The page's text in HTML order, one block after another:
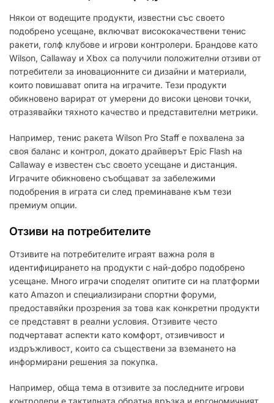
Някои от водещите продукти, известни със своето
подобрено усещане, включват висококачествени тенис
ракети, голф клубове и игрови контролери. Брандове като
Wilson, Callaway и Xbox са получили положителни отзиви от
потребители за иновационните си дизайни и материали,
които повишават опита на играчите. Тези продукти
обикновено варират от умерени до високи ценови точки,
отразявайки тяхното качество и представителни метрики.
Например, тенис ракета Wilson Pro Staff е похвалена за
своя баланс и контрол, докато драйверът Epic Flash на
Callaway е известен със своето усещане и дистанция.
Играчите обикновено съобщават за забележими
подобрения в играта си след преминаване към тези
премиум опции.
Отзиви на потребителите
Отзивите на потребителите играят важна роля в
идентифицирането на продукти с най-добро подобрено
усещане. Много играчи споделят опитите си на платформи
като Amazon и специализирани спортни форуми,
предоставяйки прозрения за това как конкретни продукти
се представят в реални условия. Отзивите често
подчертават аспекти като комфорт, отзивчивост и
издръжливост, които са съществени за вземането на
информирани решения за покупка.
Например, обща тема в отзивите за последните игрови
контролери е тактилната обратна връзка и ергономичният